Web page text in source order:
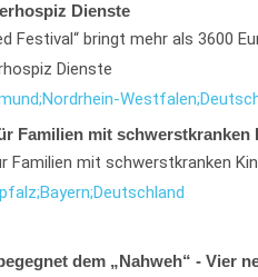
Dienste
Festival“ bringt mehr als 3600
Dienste
Nordrhein-Westfalen;
Familien mit schwerstkranken
Familien mit schwerstkranken
Bayern;Deutschland
dem „Nahweh“ - Vier